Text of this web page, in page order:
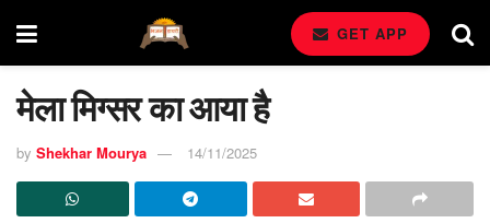
GET APP
मेला मिग्सर का आया है
by Shekhar Mourya 14/11/2025